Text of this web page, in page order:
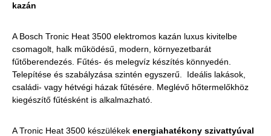
kazán
A Bosch Tronic Heat 3500 elektromos kazán luxus kivitelbe
csomagolt, halk működésű, modern, környezetbarát
fűtőberendezés. Fűtés- és melegvíz készítés könnyedén.
Telepítése és szabályzása szintén egyszerű. Ideális lakások,
családi- vagy hétvégi házak fűtésére. Meglévő hőtermelőkhöz
kiegészítő fűtésként is alkalmazható.
A Tronic Heat 3500 készülékek energiahatékony szivattyúval